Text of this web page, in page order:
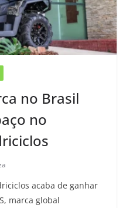
no Brasil
no
acaba de ganhar
marca global